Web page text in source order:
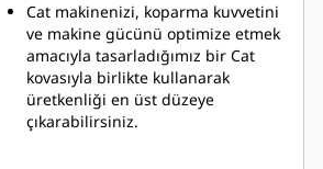
Cat makinenizi, koparma kuvvetini
ve makine gücünü optimize etmek
amacıyla tasarladığımız bir Cat
kovasıyla birlikte kullanarak
üretkenliği en üst düzeye
çıkarabilirsiniz.